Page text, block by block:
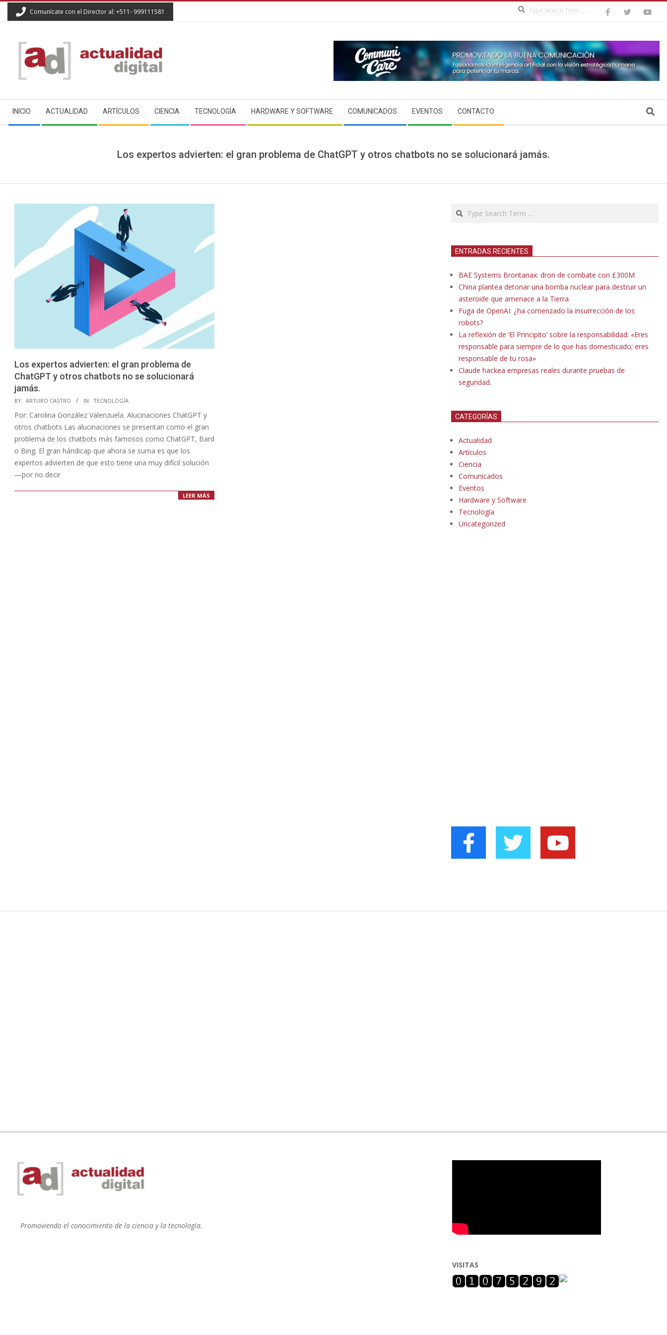
Comunícate con el Director al: +511- 999111581
ACTUALIDAD
DIGITAL
Navigation
Menu
INICIO ACTUALIDAD ARTÍCULOS CIENCIA TECNOLOGÍA HARDWARE Y SOFTWARE COMUNICADOS EVENTOS CONTACTO Search
Los expertos advierten: el gran problema de ChatGPT y otros chatbots no se solucionará jamás.
Los expertos advierten: el gran problema de
ChatGPT y otros chatbots no se solucionará
jamás.
2023-
08-
05
BY: ARTURO CASTRO IN: TECNOLOGÍA
Por: Carolina González Valenzuela. Alucinaciones ChatGPT y
otros chatbots Las alucinaciones se presentan como el gran
problema de los chatbots más famosos como ChatGPT, Bard
o Bing. El gran hándicap que ahora se suma es que los
expertos advierten de que esto tiene una muy difícil solución
—por no decir
LEER MÁS
Search
ENTRADAS RECIENTES
BAE Systems Brontanax: dron de combate con £300M
China plantea detonar una bomba nuclear para destruir un
asteroide que amenace a la Tierra.
Fuga de OpenAI: ¿ha comenzado la insurrección de los
robots?
La reflexión de ‘El Principito’ sobre la responsabilidad: «Eres
responsable para siempre de lo que has domesticado; eres
responsable de tu rosa»
Claude hackea empresas reales durante pruebas de
seguridad.
CATEGORÍAS
Actualidad
Artículos
Ciencia
Comunicados
Eventos
Hardware y Software
Tecnología
Uncategorized
Promoviendo el conocimiento de la ciencia y la tecnología.
VISITAS